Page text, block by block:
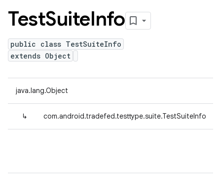
TestSuiteInfo
public class TestSuiteInfo
extends Object
java.lang.Object
↳ com.android.tradefed.testtype.suite.TestSuiteInfo